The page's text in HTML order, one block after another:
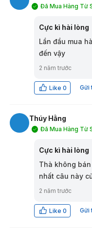
Đã Mua Hàng Từ
Cực kì hài lòng
Lần đầu mua
đến vậy
2 năm trước
Like 0 Gửi
Thúy Hằng
Đã Mua Hàng Từ
Cực kì hài lòng
Thà không
nhất câu này
2 năm trước
Like 0 Gửi